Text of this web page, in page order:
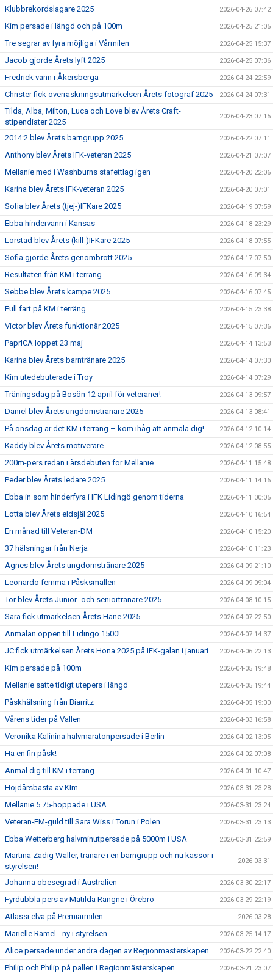
Klubbrekordslagare 2025 2026-04-26 07:42
Kim persade i längd och på 100m 2026-04-25 21:05
Tre segrar av fyra möjliga i Vårmilen 2026-04-25 15:37
Jacob gjorde Årets lyft 2025 2026-04-25 07:36
Fredrick vann i Åkersberga 2026-04-24 22:59
Christer fick överraskningsutmärkelsen Årets fotograf 2025 2026-04-24 07:31
Tilda, Alba, Milton, Luca och Love blev Årets Craft-
stipendiater 2025
2026-04-23 07:15
2014:2 blev Årets barngrupp 2025 2026-04-22 07:11
Anthony blev Årets IFK-veteran 2025 2026-04-21 07:07
Mellanie med i Washburns stafettlag igen 2026-04-20 22:06
Karina blev Årets IFK-veteran 2025 2026-04-20 07:01
Sofia blev Årets (tjej-)IFKare 2025 2026-04-19 07:59
Ebba hindervann i Kansas 2026-04-18 23:29
Lörstad blev Årets (kill-)IFKare 2025 2026-04-18 07:55
Sofia gjorde Årets genombrott 2025 2026-04-17 07:50
Resultaten från KM i terräng 2026-04-16 09:34
Sebbe blev Årets kämpe 2025 2026-04-16 07:45
Full fart på KM i terräng 2026-04-15 23:38
Victor blev Årets funktionär 2025 2026-04-15 07:36
PaprICA loppet 23 maj 2026-04-14 13:53
Karina blev Årets barntränare 2025 2026-04-14 07:30
Kim utedebuterade i Troy 2026-04-14 07:29
Träningsdag på Bosön 12 april för veteraner! 2026-04-13 09:57
Daniel blev Årets ungdomstränare 2025 2026-04-13 08:41
På onsdag är det KM i terräng – kom ihåg att anmäla dig! 2026-04-12 10:14
Kaddy blev Årets motiverare 2026-04-12 08:55
200m-pers redan i årsdebuten för Mellanie 2026-04-11 15:48
Peder blev Årets ledare 2025 2026-04-11 14:16
Ebba in som hinderfyra i IFK Lidingö genom tiderna 2026-04-11 00:05
Lotta blev Årets eldsjäl 2025 2026-04-10 16:54
En månad till Veteran-DM 2026-04-10 15:20
37 hälsningar från Nerja 2026-04-10 11:23
Agnes blev Årets ungdomstränare 2025 2026-04-09 21:10
Leonardo femma i Påsksmällen 2026-04-09 09:04
Tor blev Årets Junior- och seniortränare 2025 2026-04-08 10:15
Sara fick utmärkelsen Årets Hane 2025 2026-04-07 22:50
Anmälan öppen till Lidingö 1500! 2026-04-07 14:37
JC fick utmärkelsen Årets Hona 2025 på IFK-galan i januari 2026-04-06 22:13
Kim persade på 100m 2026-04-05 19:48
Mellanie satte tidigt utepers i längd 2026-04-05 19:44
Påskhälsning från Biarritz 2026-04-05 19:00
Vårens tider på Vallen 2026-04-03 16:58
Veronika Kalinina halvmaratonpersade i Berlin 2026-04-02 13:05
Ha en fin påsk! 2026-04-02 07:08
Anmäl dig till KM i terräng 2026-04-01 10:47
Höjdårsbästa av KIm 2026-03-31 23:28
Mellanie 5.75-hoppade i USA 2026-03-31 23:24
Veteran-EM-guld till Sara Wiss i Torun i Polen 2026-03-31 23:13
Ebba Wetterberg halvminutpersade på 5000m i USA 2026-03-31 22:59
Martina Zadig Waller, tränare i en barngrupp och nu kassör i
styrelsen!
2026-03-31
Johanna obesegrad i Australien 2026-03-30 22:17
Fyrdubbla pers av Matilda Rangne i Örebro 2026-03-29 22:19
Atlassi elva på Premiärmilen 2026-03-28
Marielle Ramel - ny i styrelsen 2026-03-25 14:17
Alice persade under andra dagen av Regionmästerskapen 2026-03-22 22:40
Philip och Philip på pallen i Regionmästerskapen 2026-03-21 23:07